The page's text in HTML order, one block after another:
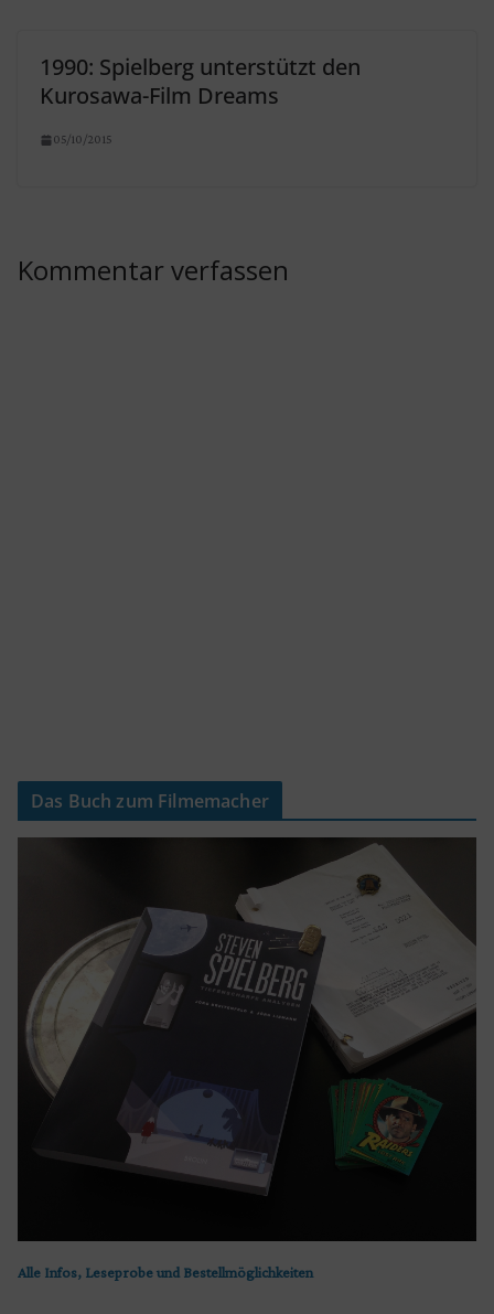
1990: Spielberg unterstützt den
Kurosawa-Film Dreams
05/10/2015
Kommentar verfassen
Das Buch zum Filmemacher
Alle Infos, Leseprobe und Bestellmöglichkeiten